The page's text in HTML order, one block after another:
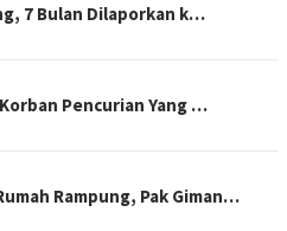
7 Bulan Dilaporkan k…
Pencurian Yang …
Rampung, Pak Giman…